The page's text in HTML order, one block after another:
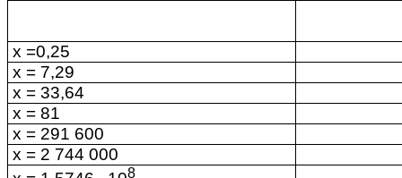
x =0,25
x = 7,29
x = 33,64
x = 81
x = 291 600
x = 2 744 000
8